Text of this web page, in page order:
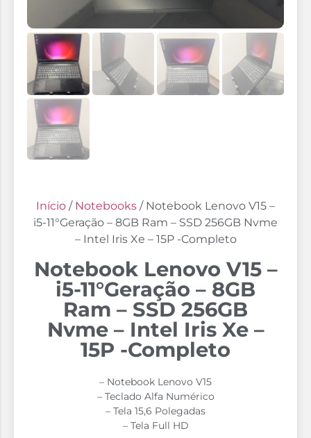
Início / Notebooks / Notebook Lenovo V15 –
i5-11°Geração – 8GB Ram – SSD 256GB Nvme
– Intel Iris Xe – 15P -Completo
Notebook Lenovo V15 –
i5-11°Geração – 8GB
Ram – SSD 256GB
Nvme – Intel Iris Xe –
15P -Completo
– Notebook Lenovo V15
– Teclado Alfa Numérico
– Tela 15,6 Polegadas
– ⁠Tela Full HD